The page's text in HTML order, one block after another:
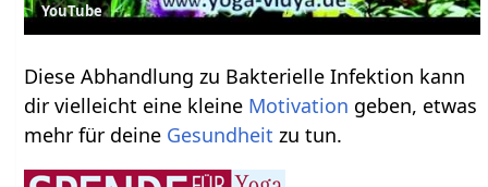
YouTube
Diese Abhandlung zu Bakterielle Infektion kann
dir vielleicht eine kleine Motivation geben, etwas
mehr für deine Gesundheit zu tun.